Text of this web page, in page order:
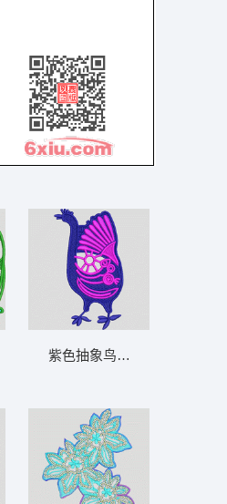
镜和钱符号 猫头鹰
紫色抽象鸟形刺绣图案 卡通